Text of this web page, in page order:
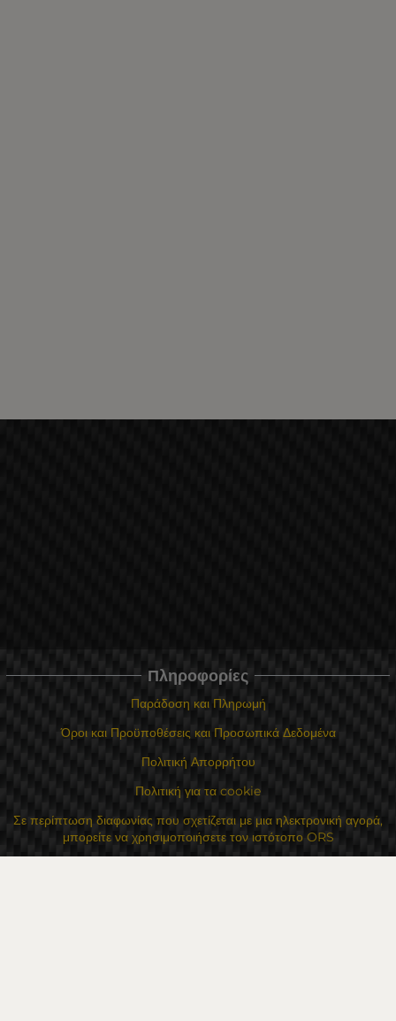
Πληροφορίες
Παράδοση και Πληρωμή
Όροι και Προϋποθέσεις και Προσωπικά Δεδομένα
Πολιτική Απορρήτου
Πολιτική για τα cookie
Σε περίπτωση διαφωνίας που σχετίζεται με μια ηλεκτρονική αγορά,
μπορείτε να χρησιμοποιήσετε τον ιστότοπο ORS